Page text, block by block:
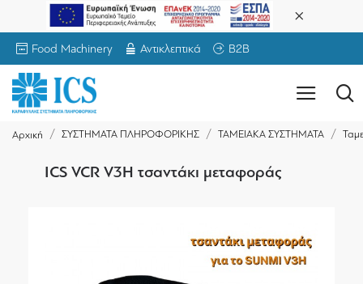
Food Machinery Αντικλεπτικά B2B
Αρχική ΣΥΣΤΗΜΑΤΑ ΠΛΗΡΟΦΟΡΙΚΗΣ ΤΑΜΕΙΑΚΑ ΣΥΣΤΗΜΑΤΑ
ICS VCR V3H τσαντάκι μεταφοράς